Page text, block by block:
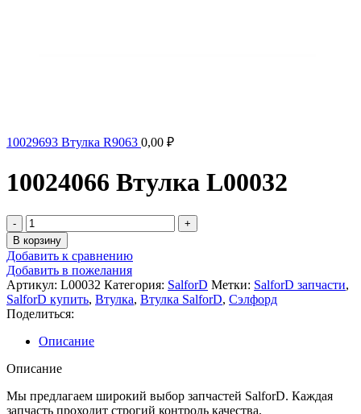
10029693 Втулка R9063 0,00 ₽
10024066 Втулка L00032
Количество
товара
10024066
Втулка
L00032
В корзину
Добавить к сравнению
Добавить в пожелания
Артикул: L00032 Категория: SalforD Метки: SalforD запчасти,
SalforD купить, Втулка, Втулка SalforD, Сэлфорд
Поделиться:
Описание
Описание
Мы предлагаем широкий выбор запчастей SalforD. Каждая
запчасть проходит строгий контроль качества.